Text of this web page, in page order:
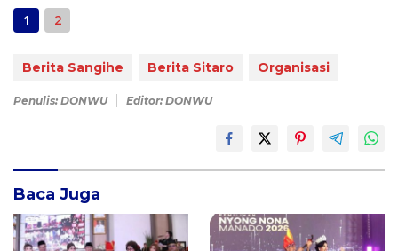
1
2
Berita Sangihe Berita Sitaro Organisasi
Penulis: DONWU Editor: DONWU
Baca Juga